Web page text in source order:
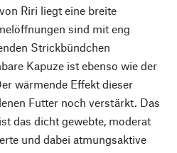
Riri liegt eine breite
sind mit eng
Strickbündchen
Kapuze ist ebenso wie der
wärmende Effekt dieser
Futter noch verstärkt. Das
das dicht gewebte, moderat
und dabei atmungsaktive